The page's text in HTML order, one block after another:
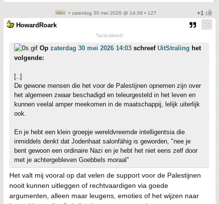
• zaterdag 30 mei 2026 @ 14:39 • 127
HowardRoark
Tacticalized!
Op zaterdag 30 mei 2026 14:03 schreef UitStraling het
volgende:
[..]
De gewone mensen die het voor de Palestijnen opnemen zijn over
het algemeen zwaar beschadigd en teleurgesteld in het leven en
kunnen veelal amper meekomen in de maatschappij, lelijk uiterlijk
ook.
En je hebt een klein groepje wereldvreemde intelligentsia die
inmiddels denkt dat Jodenhaat salonfähig is geworden, "nee je
bent gewoon een ordinaire Nazi en je hebt het niet eens zelf door
met je achtergebleven Goebbels moraal"
Het valt mij vooral op dat velen de support voor de Palestijnen
nooit kunnen uitleggen of rechtvaardigen via goede
argumenten, alleen maar leugens, emoties of het wijzen naar